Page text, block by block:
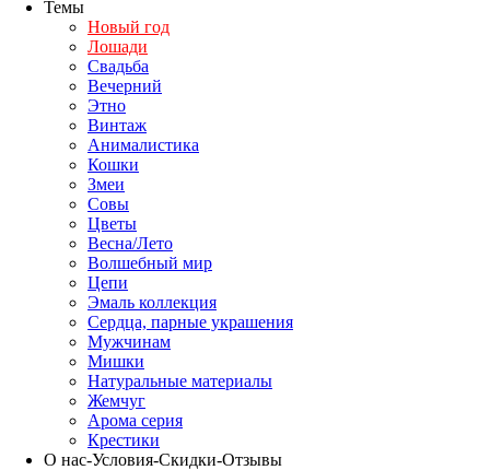
Темы
Новый год
Лошади
Свадьба
Вечерний
Этно
Винтаж
Анималистика
Кошки
Змеи
Совы
Цветы
Весна/Лето
Волшебный мир
Цепи
Эмаль коллекция
Сердца, парные украшения
Мужчинам
Мишки
Натуральные материалы
Жемчуг
Арома серия
Крестики
О нас-Условия-Скидки-Отзывы